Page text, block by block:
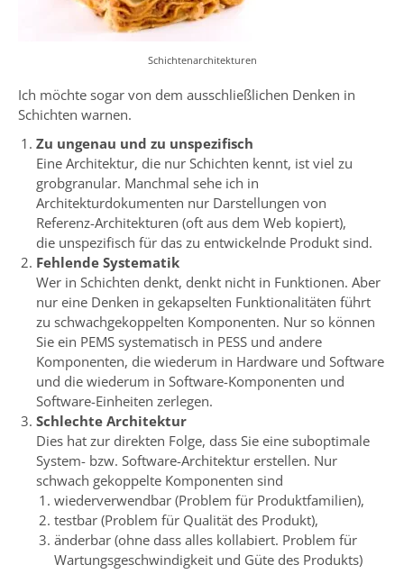
Schichtenarchitekturen
Ich möchte sogar von dem ausschließlichen Denken in
Schichten warnen.
Zu ungenau und zu unspezifisch
Eine Architektur, die nur Schichten kennt, ist viel zu
grobgranular. Manchmal sehe ich in
Architekturdokumenten nur Darstellungen von
Referenz-Architekturen (oft aus dem Web kopiert),
die unspezifisch für das zu entwickelnde Produkt sind.
Fehlende Systematik
Wer in Schichten denkt, denkt nicht in Funktionen. Aber
nur eine Denken in gekapselten Funktionalitäten führt
zu schwachgekoppelten Komponenten. Nur so können
Sie ein PEMS systematisch in PESS und andere
Komponenten, die wiederum in Hardware und Software
und die wiederum in Software-Komponenten und
Software-Einheiten zerlegen.
Schlechte Architektur
Dies hat zur direkten Folge, dass Sie eine suboptimale
System- bzw. Software-Architektur erstellen. Nur
schwach gekoppelte Komponenten sind
wiederverwendbar (Problem für Produktfamilien),
testbar (Problem für Qualität des Produkt),
änderbar (ohne dass alles kollabiert. Problem für
Wartungsgeschwindigkeit und Güte des Produkts)